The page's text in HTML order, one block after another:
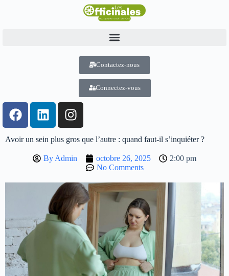
Contactez-nous
Connectez-vous
Avoir un sein plus gros que l’autre : quand faut-il s’inquiéter ?
By Admin octobre 26, 2025
2:00 pm
No Comments